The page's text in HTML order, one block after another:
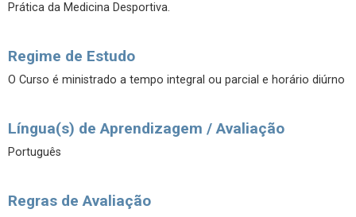
Prática da Medicina Desportiva.
Regime de Estudo
O Curso é ministrado a tempo integral ou parcial e horário diúrno
Língua(s) de Aprendizagem / Avaliação
Português
Regras de Avaliação